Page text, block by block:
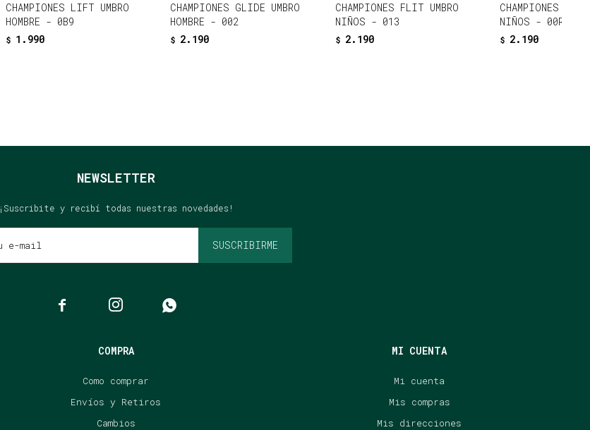
CHAMPIONES LIFT UMBRO
HOMBRE - 0B9
$ 1.990
CHAMPIONES GLIDE UMBRO
HOMBRE - 002
$ 2.190
CHAMPIONES FLIT UMBRO
NIÑOS - 013
$ 2.190
CHAMPIONES MILO
NIÑOS - 00R
$ 2.190
COMPRA
Como comprar
Envíos y Retiros
Cambios
MI CUENTA
Mi cuenta
Mis compras
Mis direcciones
NEWSLETTER
¡Suscribite y recibí todas nuestras novedades!
SUSCRIBIRME
  